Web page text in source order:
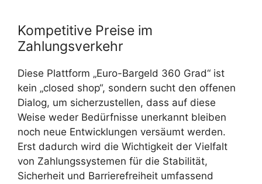
Kompetitive Preise im
Zahlungsverkehr
Diese Plattform „Euro-Bargeld 360 Grad“ ist
kein „closed shop“, sondern sucht den offenen
Dialog, um sicherzustellen, dass auf diese
Weise weder Bedürfnisse unerkannt bleiben
noch neue Entwicklungen versäumt werden.
Erst dadurch wird die Wichtigkeit der Vielfalt
von Zahlungssystemen für die Stabilität,
Sicherheit und Barrierefreiheit umfassend